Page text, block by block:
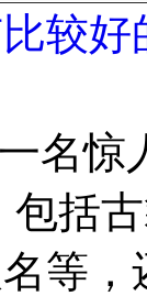
较
名惊
包括
等